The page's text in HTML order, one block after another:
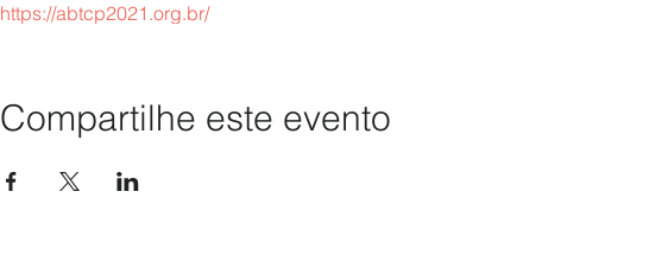
https://abtcp2021.org.br/
Compartilhe este evento